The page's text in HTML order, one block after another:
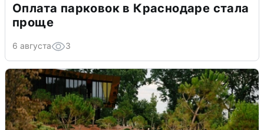
Оплата парковок в Краснодаре стала
проще
6 августа 3